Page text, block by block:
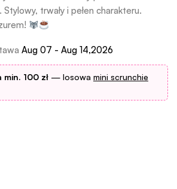
trwały i pełen charakteru.
Aug 07 - Aug 14,2026
min. 100 zł— losowa mini scrunchie